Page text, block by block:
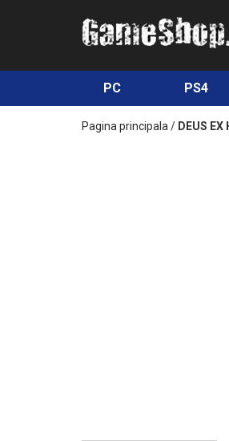
PC PS4
Pagina principala / DEUS